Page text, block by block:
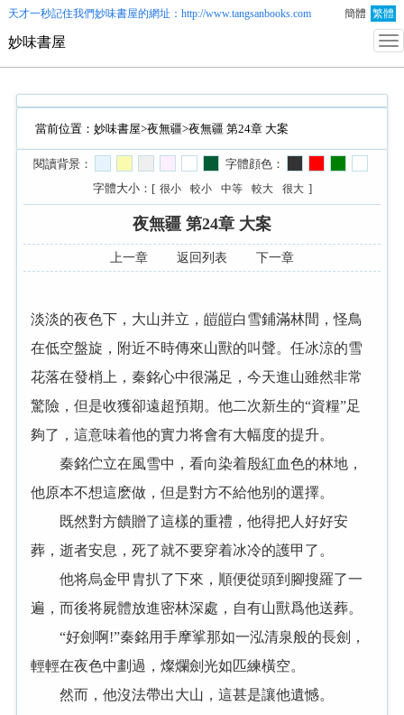
天才一秒記住我們妙味書屋的網址：http://www.tangsanbooks.com 簡體 繁體
妙味書屋
當前位置： 妙味書屋>夜無疆>夜無疆 第24章 大案
閱讀背景：
字體顔色：
字體大小：[ 很小 較小 中等 較大 很大 ]
夜無疆 第24章 大案
上一章 返回列表 下一章
淡淡的夜色下，大山并立，皚皚白雪鋪滿林間，怪鳥
在低空盤旋，附近不時傳來山獸的叫聲。任冰涼的雪
花落在發梢上，秦銘心中很滿足，今天進山雖然非常
驚險，但是收獲卻遠超預期。他二次新生的“資糧”足
夠了，這意味着他的實力将會有大幅度的提升。
秦銘伫立在風雪中，看向染着殷紅血色的林地，
他原本不想這麽做，但是對方不給他别的選擇。
既然對方饋贈了這樣的重禮，他得把人好好安
葬，逝者安息，死了就不要穿着冰冷的護甲了。
他将烏金甲胄扒了下來，順便從頭到腳搜羅了一
遍，而後将屍體放進密林深處，自有山獸爲他送葬。
“好劍啊!”秦銘用手摩挲那如一泓清泉般的長劍，
輕輕在夜色中劃過，燦爛劍光如匹練橫空。
然而，他沒法帶出大山，這甚是讓他遺憾。